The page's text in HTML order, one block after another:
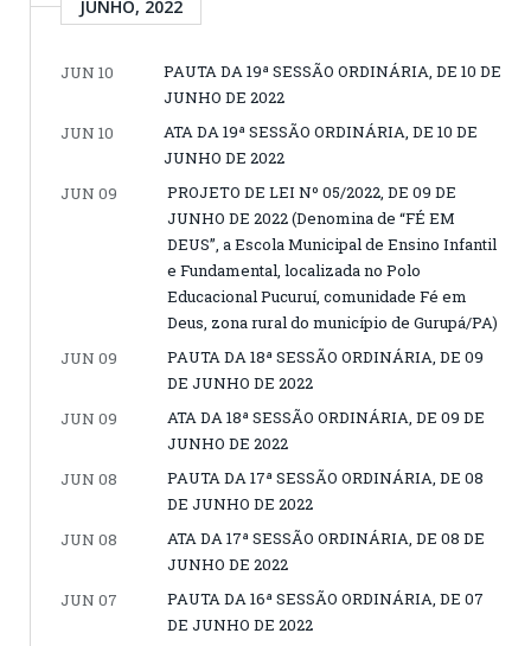
JUNHO, 2022
JUN 10
PAUTA DA 19ª SESSÃO ORDINÁRIA, DE 10 DE
JUNHO DE 2022
JUN 10
ATA DA 19ª SESSÃO ORDINÁRIA, DE 10 DE
JUNHO DE 2022
JUN 09
PROJETO DE LEI Nº 05/2022, DE 09 DE
JUNHO DE 2022 (Denomina de “FÉ EM
DEUS”, a Escola Municipal de Ensino Infantil
e Fundamental, localizada no Polo
Educacional Pucuruí, comunidade Fé em
Deus, zona rural do município de Gurupá/PA)
JUN 09
PAUTA DA 18ª SESSÃO ORDINÁRIA, DE 09
DE JUNHO DE 2022
JUN 09
ATA DA 18ª SESSÃO ORDINÁRIA, DE 09 DE
JUNHO DE 2022
JUN 08
PAUTA DA 17ª SESSÃO ORDINÁRIA, DE 08
DE JUNHO DE 2022
JUN 08
ATA DA 17ª SESSÃO ORDINÁRIA, DE 08 DE
JUNHO DE 2022
JUN 07
PAUTA DA 16ª SESSÃO ORDINÁRIA, DE 07
DE JUNHO DE 2022